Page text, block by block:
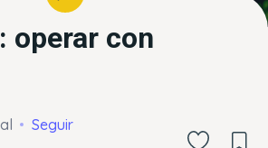
operar con
Seguir